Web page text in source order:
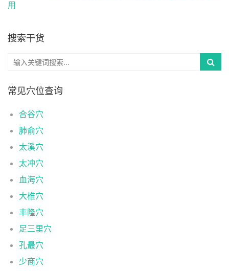
用
搜索干货
常见穴位查询
合谷穴
肺俞穴
太溪穴
太冲穴
血海穴
大椎穴
丰隆穴
足三里穴
孔最穴
少商穴